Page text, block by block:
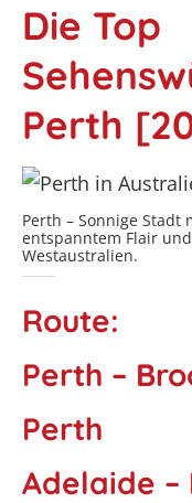
Die Top
Perth
Perth – Sonnige Stadt
entspanntem Flair
Westaustralien.
Route:
Perth –
Perth
Adelaide